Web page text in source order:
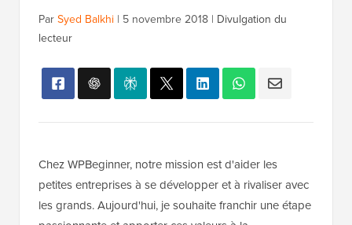
ParSyed Balkhi | 5 novembre 2018 | Divulgation du
lecteur
Chez WPBeginner, notre mission est d'aider les
petites entreprises à se développer et à rivaliser avec
les grands. Aujourd'hui, je souhaite franchir une étape